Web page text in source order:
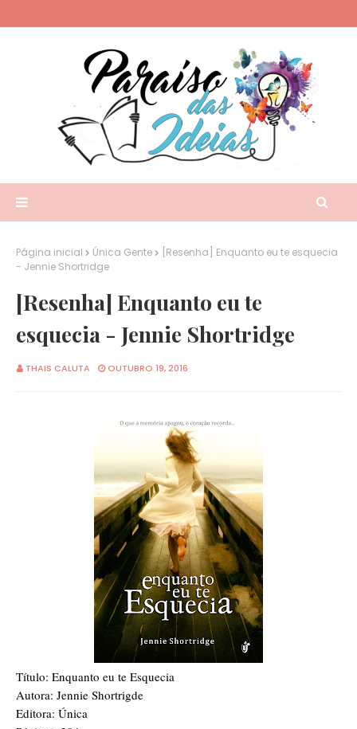
Página inicial Única Gente
[Resenha] Enquanto eu te esquecia
- Jennie Shortridge
[Resenha] Enquanto eu te
esquecia - Jennie Shortridge
THAIS CALUTA OUTUBRO 19, 2016
Título: Enquanto eu te Esquecia
Autora: Jennie Shortrigde
Editora: Única